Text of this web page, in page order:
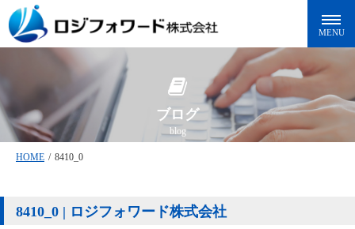
ブログ
blog
HOME / 8410_0
8410_0 | ロジフォワード株式会社